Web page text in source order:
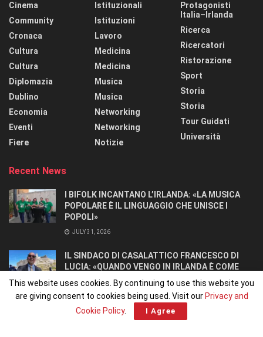
Cinema
Community
Cronaca
Cultura
Cultura
Diplomazia
Dublino
Economia
Eventi
Fiere
Istituzionali
Istituzioni
Lavoro
Medicina
Medicina
Musica
Musica
Networking
Networking
Notizie
Protagonisti
Italia–Irlanda
Ricerca
Ricercatori
Ristorazione
Sport
Storia
Storia
Tour Guidati
Università
Recent News
I BIFOLK INCANTANO L’IRLANDA: «LA MUSICA
POPOLARE È IL LINGUAGGIO CHE UNISCE I
POPOLI»
JULY 31, 2026
IL SINDACO DI CASALATTICO FRANCESCO DI
LUCIA: «QUANDO VENGO IN IRLANDA È COME
TORNARE A CASA».
JULY 27, 2026
This website uses cookies. By continuing to use this website you
are giving consent to cookies being used. Visit our Privacy and
Cookie Policy. I Agree